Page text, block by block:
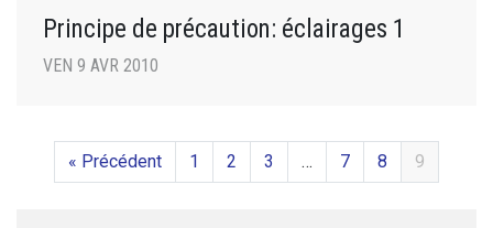
Principe de précaution: éclairages 1
VEN 9 AVR 2010
« Précédent 1 2 3 … 7 8 9